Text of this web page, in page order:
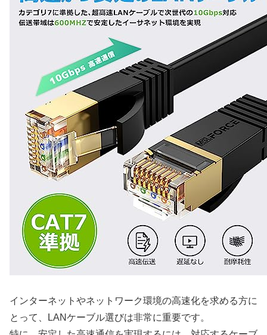
インターネットやネットワーク環境の高速化を求める方に
とって、LANケーブル選びは非常に重要です。